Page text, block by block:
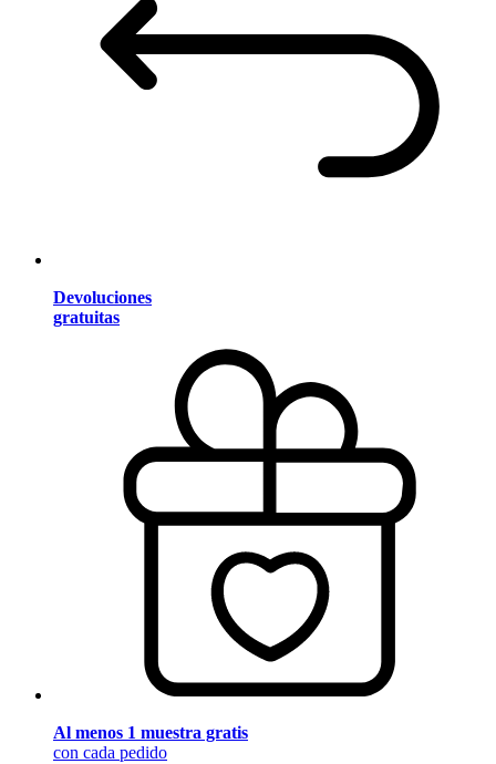
Devoluciones
gratuitas
Al menos 1 muestra gratis
con cada pedido